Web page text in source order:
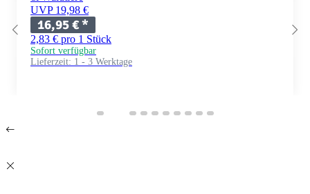
UVP 19,98 €
16,95 €*
2,83 € pro 1 Stück
Sofort verfügbar
Lieferzeit: 1 - 3 Werktage